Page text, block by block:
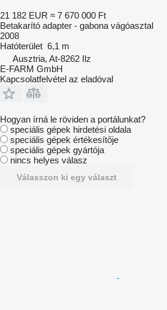
21 182 EUR ≈ 7 670 000 Ft
Betakarító adapter - gabona vágóasztal
2008
Hatóterület 6,1 m
Ausztria, At-8262 Ilz
E-FARM GmbH
Kapcsolatfelvétel az eladóval
Hogyan írná le röviden a portálunkat?
speciális gépek hirdetési oldala
speciális gépek értékesítője
speciális gépek gyártója
nincs helyes válasz
Válasszon ki egy választ